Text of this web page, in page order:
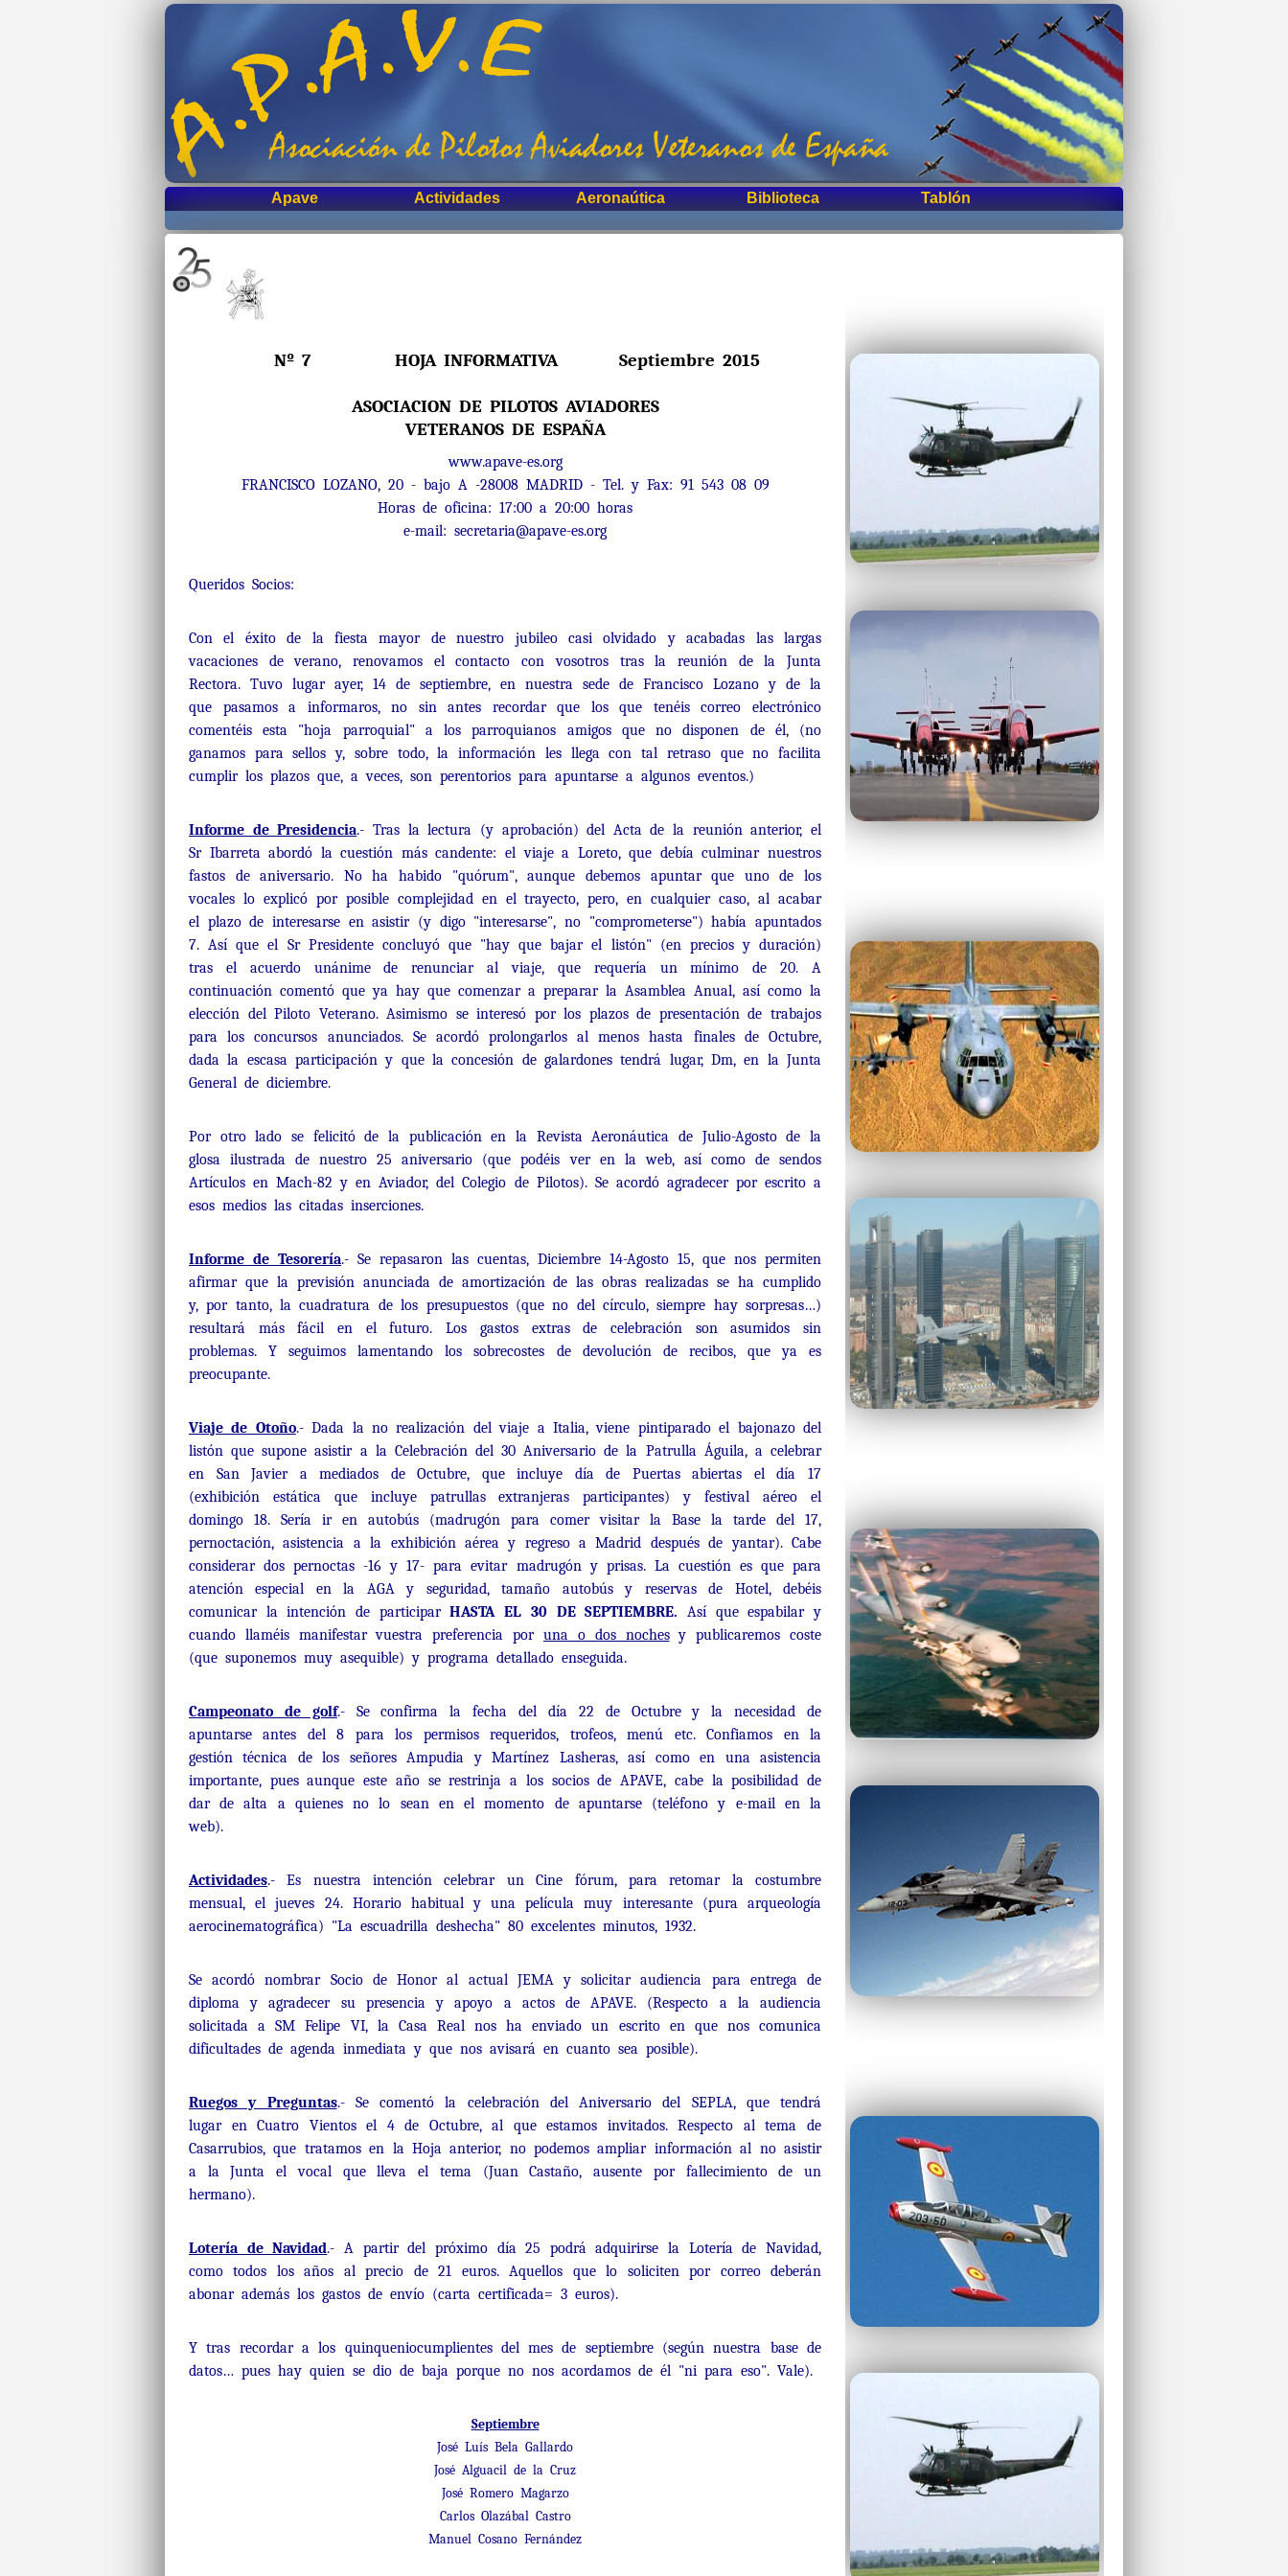
Apave Actividades Aeronaútica Biblioteca Tablón
Nº 7 HOJA INFORMATIVA Septiembre 2015
ASOCIACION DE PILOTOS AVIADORES
VETERANOS DE ESPAÑA
www.apave-es.org
FRANCISCO LOZANO, 20 - bajo A -28008 MADRID - Tel. y Fax: 91 543 08 09
Horas de oficina: 17:00 a 20:00 horas
e-mail: secretaria@apave-es.org
Queridos Socios:
Con el éxito de la fiesta mayor de nuestro jubileo casi olvidado y acabadas las largas
vacaciones de verano, renovamos el contacto con vosotros tras la reunión de la Junta
Rectora. Tuvo lugar ayer, 14 de septiembre, en nuestra sede de Francisco Lozano y de la
que pasamos a informaros, no sin antes recordar que los que tenéis correo electrónico
comentéis esta "hoja parroquial" a los parroquianos amigos que no disponen de él, (no
ganamos para sellos y, sobre todo, la información les llega con tal retraso que no facilita
cumplir los plazos que, a veces, son perentorios para apuntarse a algunos eventos.)
Informe de Presidencia.- Tras la lectura (y aprobación) del Acta de la reunión anterior, el
Sr Ibarreta abordó la cuestión más candente: el viaje a Loreto, que debía culminar nuestros
fastos de aniversario. No ha habido "quórum", aunque debemos apuntar que uno de los
vocales lo explicó por posible complejidad en el trayecto, pero, en cualquier caso, al acabar
el plazo de interesarse en asistir (y digo "interesarse", no "comprometerse") había apuntados
7. Así que el Sr Presidente concluyó que "hay que bajar el listón" (en precios y duración)
tras el acuerdo unánime de renunciar al viaje, que requería un mínimo de 20. A
continuación comentó que ya hay que comenzar a preparar la Asamblea Anual, así como la
elección del Piloto Veterano. Asimismo se interesó por los plazos de presentación de trabajos
para los concursos anunciados. Se acordó prolongarlos al menos hasta finales de Octubre,
dada la escasa participación y que la concesión de galardones tendrá lugar, Dm, en la Junta
General de diciembre.
Por otro lado se felicitó de la publicación en la Revista Aeronáutica de Julio-Agosto de la
glosa ilustrada de nuestro 25 aniversario (que podéis ver en la web, así como de sendos
Artículos en Mach-82 y en Aviador, del Colegio de Pilotos). Se acordó agradecer por escrito a
esos medios las citadas inserciones.
Informe de Tesorería.- Se repasaron las cuentas, Diciembre 14-Agosto 15, que nos permiten
afirmar que la previsión anunciada de amortización de las obras realizadas se ha cumplido
y, por tanto, la cuadratura de los presupuestos (que no del círculo, siempre hay sorpresas…)
resultará más fácil en el futuro. Los gastos extras de celebración son asumidos sin
problemas. Y seguimos lamentando los sobrecostes de devolución de recibos, que ya es
preocupante.
Viaje de Otoño.- Dada la no realización del viaje a Italia, viene pintiparado el bajonazo del
listón que supone asistir a la Celebración del 30 Aniversario de la Patrulla Águila, a celebrar
en San Javier a mediados de Octubre, que incluye día de Puertas abiertas el día 17
(exhibición estática que incluye patrullas extranjeras participantes) y festival aéreo el
domingo 18. Sería ir en autobús (madrugón para comer visitar la Base la tarde del 17,
pernoctación, asistencia a la exhibición aérea y regreso a Madrid después de yantar). Cabe
considerar dos pernoctas -16 y 17- para evitar madrugón y prisas. La cuestión es que para
atención especial en la AGA y seguridad, tamaño autobús y reservas de Hotel, debéis
comunicar la intención de participarHASTA EL 30 DE SEPTIEMBRE. Así que espabilar y
cuando llaméis manifestar vuestra preferencia por una o dos nochesy publicaremos coste
(que suponemos muy asequible) y programa detallado enseguida.
Campeonato de golf.- Se confirma la fecha del día 22 de Octubre y la necesidad de
apuntarse antes del 8 para los permisos requeridos, trofeos, menú etc. Confiamos en la
gestión técnica de los señores Ampudia y Martínez Lasheras, así como en una asistencia
importante, pues aunque este año se restrinja a los socios de APAVE, cabe la posibilidad de
dar de alta a quienes no lo sean en el momento de apuntarse (teléfono y e-mail en la
web).
Actividades.- Es nuestra intención celebrar un Cine fórum, para retomar la costumbre
mensual, el jueves 24. Horario habitual y una película muy interesante (pura arqueología
aerocinematográfica) "La escuadrilla deshecha" 80 excelentes minutos, 1932.
Se acordó nombrar Socio de Honor al actual JEMA y solicitar audiencia para entrega de
diploma y agradecer su presencia y apoyo a actos de APAVE. (Respecto a la audiencia
solicitada a SM Felipe VI, la Casa Real nos ha enviado un escrito en que nos comunica
dificultades de agenda inmediata y que nos avisará en cuanto sea posible).
Ruegos y Preguntas.- Se comentó la celebración del Aniversario del SEPLA, que tendrá
lugar en Cuatro Vientos el 4 de Octubre, al que estamos invitados. Respecto al tema de
Casarrubios, que tratamos en la Hoja anterior, no podemos ampliar información al no asistir
a la Junta el vocal que lleva el tema (Juan Castaño, ausente por fallecimiento de un
hermano).
Lotería de Navidad.- A partir del próximo día 25 podrá adquirirse la Lotería de Navidad,
como todos los años al precio de 21 euros. Aquellos que lo soliciten por correo deberán
abonar además los gastos de envío (carta certificada= 3 euros).
Y tras recordar a los quinqueniocumplientes del mes de septiembre (según nuestra base de
datos… pues hay quien se dio de baja porque no nos acordamos de él "ni para eso". Vale).
Septiembre
José Luís Bela Gallardo
José Alguacil de la Cruz
José Romero Magarzo
Carlos Olazábal Castro
Manuel Cosano Fernández